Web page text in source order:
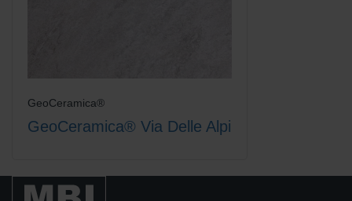
GeoCeramica®
GeoCeramica® Via Delle Alpi